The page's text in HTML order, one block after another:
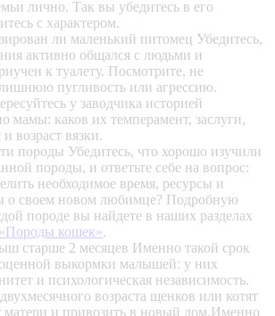
лично. Так вы убедитесь в его
с характером.
ли маленький питомец Убедитесь,
активно общался с людьми и
к туалету. Посмотрите, не
пугливость или агрессию.
у заводчика историей
мамы: каков их темперамент, заслуги,
возраст вязки.
породы Убедитесь, что хорошо изучили
породы, и ответьте себе на вопрос:
необходимое время, ресурсы и
о своем новом любимце? Подробную
породе вы найдете в наших разделах
«Породы кошек».
старше 2 месяцев Именно такой срок
выкормки малышей: у них
и психологическая независимость.
возраста щенков или котят
матери и привозить в новый дом.Именно